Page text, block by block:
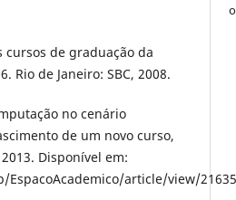
cursos de graduação da
Rio de Janeiro: SBC, 2008.
no cenário
de um novo curso,
Disponível em:
article/view/